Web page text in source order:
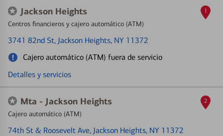
Jackson Heights
Centros financieros y cajero automático (ATM)
3741 82nd St, Jackson Heights, NY 11372
Cajero automático (ATM) fuera de servicio
Detalles y servicios
1
Mta - Jackson Heights
Cajero automático (ATM)
74th St & Roosevelt Ave, Jackson Heights, NY 11372
2